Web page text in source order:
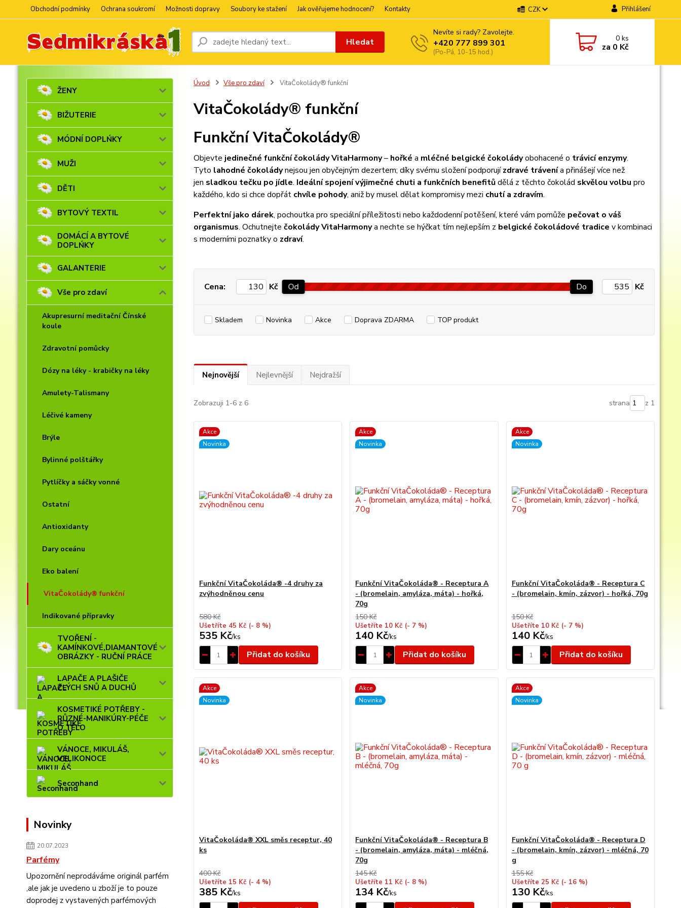
Obchodní podmínky Ochrana soukromí Možnosti dopravy Soubory ke stažení Jak ověřujeme hodnocení? Kontakty CZK Přihlášení
Hledat
Nevíte si rady? Zavolejte.
+420 777 899 301
(Po-Pá, 10-15 hod.)
0ks
za 0 Kč
ŽENY
BIŽUTERIE
MÓDNÍ DOPLŃKY
MUŽI
DĚTI
BYTOVÝ TEXTIL
DOMÁCÍ A BYTOVÉ
DOPLŃKY
GALANTERIE
Vše pro zdaví
Akupresurní meditační Čínské
koule
Zdravotní pomůcky
Dózy na léky - krabičky na léky
Amulety-Talismany
Léčivé kameny
Brýle
Bylinné polštářky
Pytlíčky a sáčky vonné
Ostatní
Antioxidanty
Dary oceánu
Eko balení
VitaČokolády® funkční
Indikované přípravky
TVOŘENÍ -
KAMÍNKOVÉ,DIAMANTOVÉ
OBRÁZKY - RUČNÍ PRÁCE
LAPAČE A PLAŠIČE
ZLÝCH SNŮ A DUCHŮ
KOSMETIKÉ POTŘEBY -
RŮZNÉ-MANIKÚRY-PÉČE
O TĚLO
VÁNOCE, MIKULÁŠ,
VELIKONOCE
Seconhand
Novinky
20.07.2023
Parfémy
Upozornění neprodáváme originál parfém
,ale jak je uvedeno u zboží je to pouze
doprodej z vystavených parfémových
Úvod Vše pro zdaví VitaČokolády® funkční
VitaČokolády® funkční
Funkční VitaČokolády®
Objevte jedinečné funkční čokolády VitaHarmony– hořké a mléčné belgické čokoládyobohacené o trávicí enzymy.
Tyto lahodné čokoládynejsou jen obyčejným dezertem; díky svému složení podporujízdravé trávenía přinášejí více než
jen sladkou tečku po jídle. Ideální spojení výjimečné chuti a funkčních benefitůdělá z těchto čokolád skvělou volbu pro
každého, kdo si chce dopřát chvíle pohody, aniž by musel dělat kompromisy mezi chutí a zdravím.
Perfektní jako dárek, pochoutka pro speciální příležitosti nebo každodenní potěšení, které vám pomůže pečovat o váš
organismus. Ochutnejte čokolády VitaHarmonya nechte se hýčkat tím nejlepším z belgické čokoládové tradice v kombinaci
s moderními poznatky o zdraví.
Cena: Kč Od Do Kč
Skladem Novinka Akce Doprava ZDARMA TOP produkt
Nejnovější Nejlevnější Nejdražší
Zobrazuji 1-6 z 6 strana z 1
Akce
Novinka
Funkční VitaČokoláda® -4 druhy za
zvýhodněnou cenu
580 Kč
Ušetříte 45 Kč (- 8 %)
535 Kč/ks
Přidat do košíku
Akce
Novinka
Funkční VitaČokoláda® - Receptura A
- (bromelain, amyláza, máta) - hořká,
70g
150 Kč
Ušetříte 10 Kč (- 7 %)
140 Kč/ks
Přidat do košíku
Akce
Novinka
Funkční VitaČokoláda® - Receptura C
- (bromelain, kmín, zázvor) - hořká, 70g
150 Kč
Ušetříte 10 Kč (- 7 %)
140 Kč/ks
Přidat do košíku
Akce
Novinka
VitaČokoláda® XXL směs receptur, 40
ks
400 Kč
Ušetříte 15 Kč (- 4 %)
385 Kč/ks
Akce
Novinka
Funkční VitaČokoláda® - Receptura B
- (bromelain, amyláza, máta) - mléčná,
70g
145 Kč
Ušetříte 11 Kč (- 8 %)
134 Kč/ks
Akce
Novinka
Funkční VitaČokoláda® - Receptura D
- (bromelain, kmín, zázvor) - mléčná, 70
g
155 Kč
Ušetříte 25 Kč (- 16 %)
130 Kč/ks